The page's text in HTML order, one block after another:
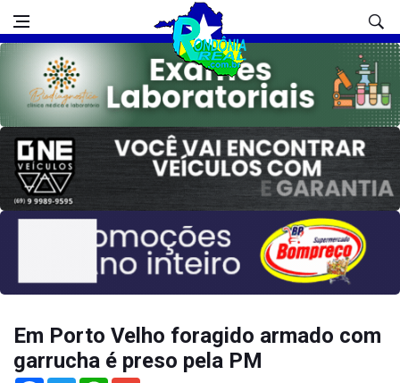
Em Porto Velho foragido armado com
garrucha é preso pela PM